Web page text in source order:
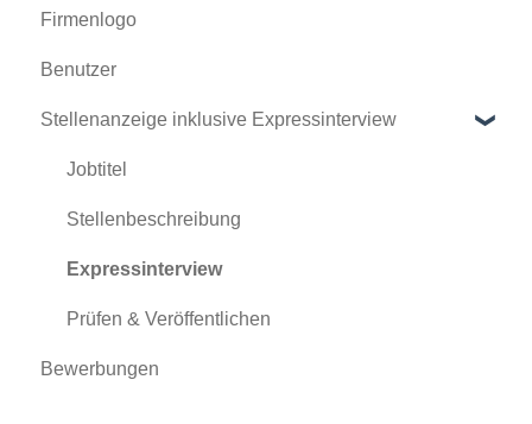
Firmenlogo
Benutzer
Stellenanzeige inklusive Expressinterview
Jobtitel
Stellenbeschreibung
Expressinterview
Prüfen & Veröffentlichen
Bewerbungen